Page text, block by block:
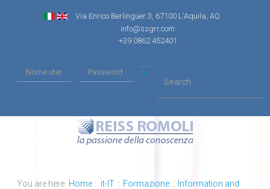
Via Enrico Berlinguer 3, 67100 L'Aquila, AQ
info@ssgrr.com
+39 0862 452401
You are here: Home :: it-IT :: Formazione :: Information and